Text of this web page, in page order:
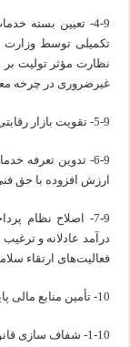
4-9- تعیین بسته
تکمیلی توسط وزارت
نظارت مؤثر تولیت بر
غیرضروری در چرخه
5-9- تقویت بازار رقابتی برای ارائه خدمات بیمه درمانی.
6-9- تدوین تعرفه
ارزش افزوده با حق
7-9- اصلاح نظام
درآمد عادلانه و
فعالیت‌های ارتقاء
10- تأمین منابع مالی پایدار در بخش سلامت با تأکید بر:
1-10- شفاف سازی قانونمند درآمدها، هزینه‌ها و فعالیت‌ها.